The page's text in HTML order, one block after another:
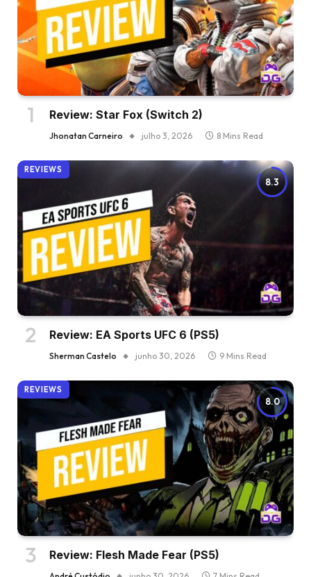
Review: Star Fox (Switch 2)
Jhonatan Carneiro julho 3, 2026 8 Mins Read
8.3
REVIEWS
Review: EA Sports UFC 6 (PS5)
Sherman Castelo junho 30, 2026 9 Mins Read
8.0
REVIEWS
Review: Flesh Made Fear (PS5)